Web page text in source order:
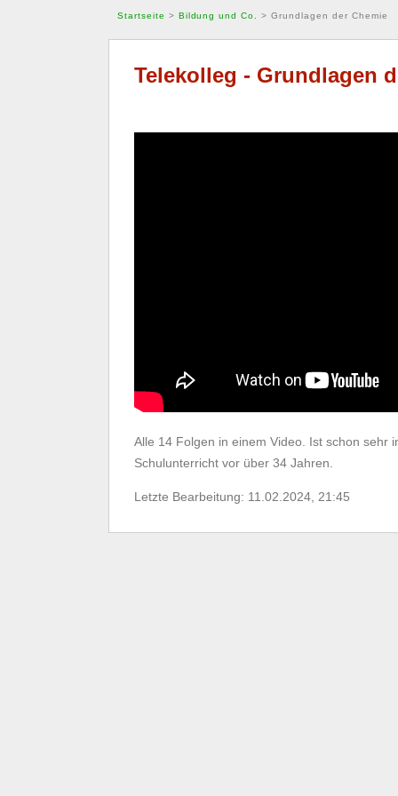
Startseite > Bildung und Co. >Grundlagen der Chemie
Telekolleg - Grundlagen
Alle 14 Folgen in einem Video. Ist schon sehr
Schulunterricht vor über 34 Jahren.
Letzte Bearbeitung: 11.02.2024, 21:45